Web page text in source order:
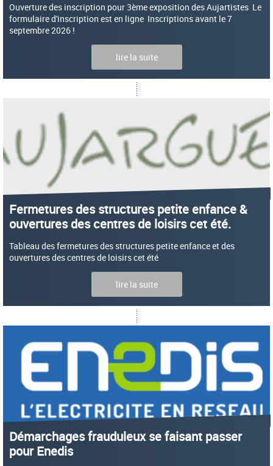
Ouverture des inscription pour 3ème exposition des Aujartistes Le
formulaire d'inscription est en ligne Inscriptions avant le 7
septembre 2026 !
lire la suite
Fermetures des structures petite enfance &
ouvertures des centres de loisirs cet été.
Tableau des fermetures des structures petite enfance et des
ouvertures des centres de loisirs cet été
lire la suite
Démarchages frauduleux se faisant passer
pour Enedis